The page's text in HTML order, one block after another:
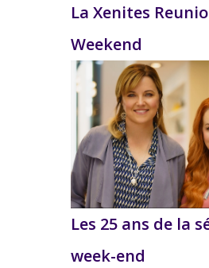
La Xenites
Weekend
Les 25 ans de la
week-end